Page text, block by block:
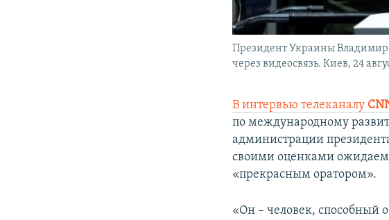
Президент Украины Владимир
через видеосвязь. Киев, 24
В интервью телеканалу
по международному
администрации
своими оценками
«прекрасным оратором».
«Он – человек, способный